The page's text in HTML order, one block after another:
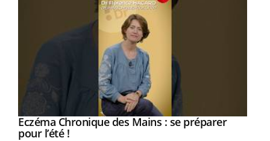
Youtube
Eczéma Chronique des Mains : se préparer
pour l’été !Youtube